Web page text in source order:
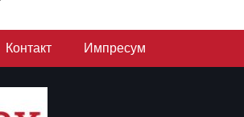
Контакт Импресум